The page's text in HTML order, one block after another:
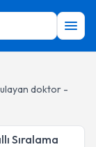
doktor -
Sıralama